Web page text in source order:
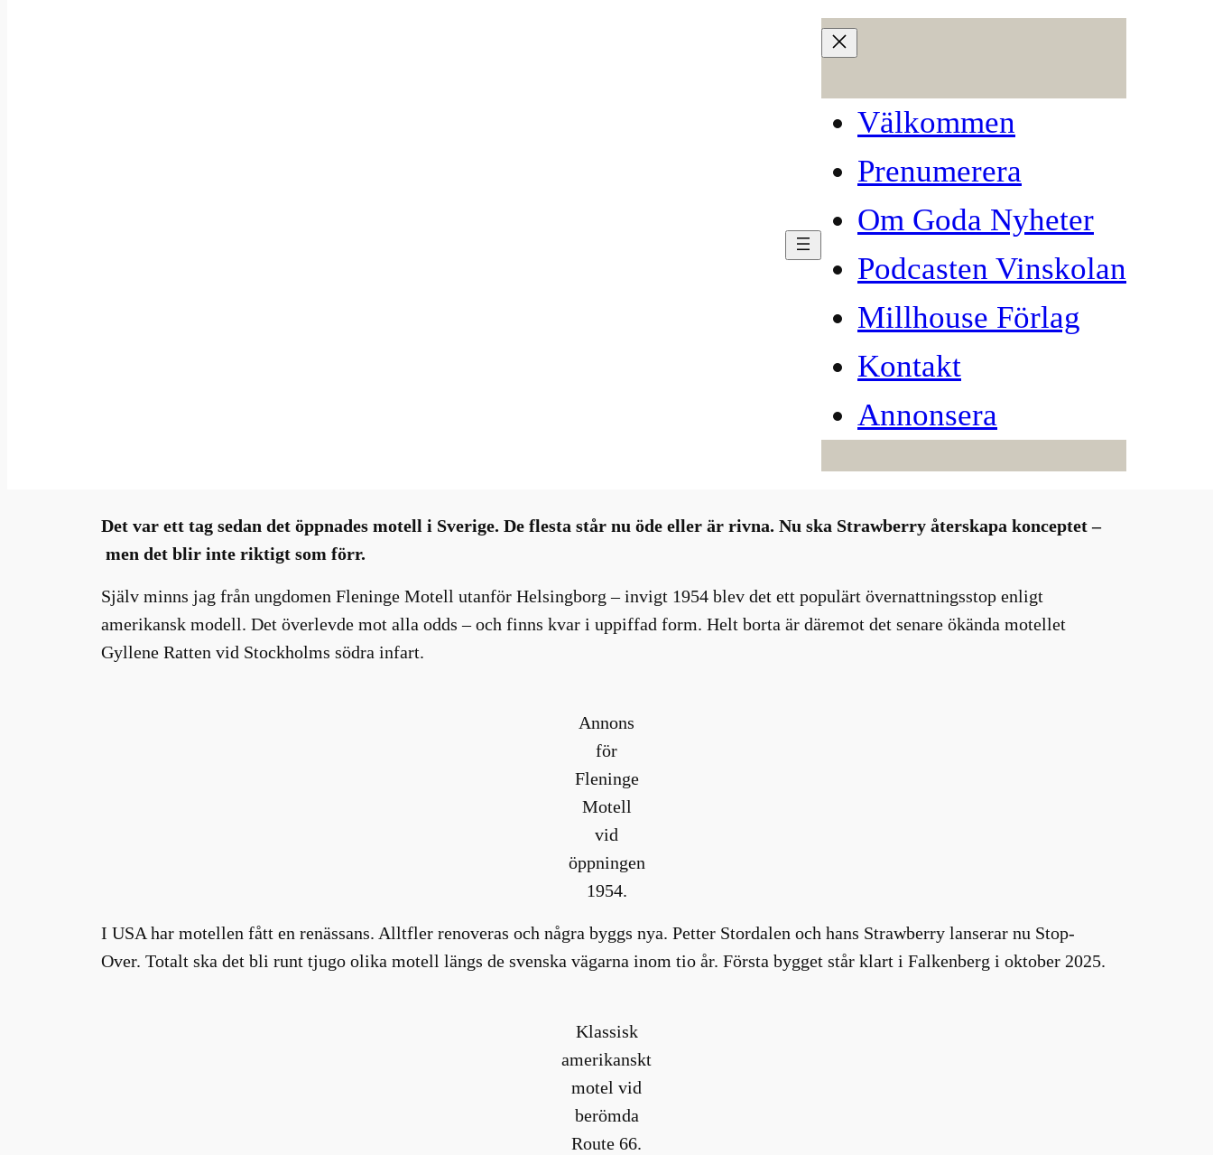
Välkommen
Prenumerera
Om Goda Nyheter
Podcasten Vinskolan
Millhouse Förlag
Kontakt
Annonsera
Strawberry satsar på motorhotell med italiensk streetfood
Det var ett tag sedan det öppnades motell i Sverige. De flesta står nu öde eller är rivna. Nu ska Strawberry återskapa konceptet –
men det blir inte riktigt som förr.
Själv minns jag från ungdomen Fleninge Motell utanför Helsingborg – invigt 1954 blev det ett populärt övernattningsstop enligt
amerikansk modell. Det överlevde mot alla odds – och finns kvar i uppiffad form. Helt borta är däremot det senare ökända motellet
Gyllene Ratten vid Stockholms södra infart.
Annons
för
Fleninge
Motell
vid
öppningen
1954.
I USA har motellen fått en renässans. Alltfler renoveras och några byggs nya. Petter Stordalen och hans Strawberry lanserar nu Stop-
Over. Totalt ska det bli runt tjugo olika motell längs de svenska vägarna inom tio år. Första bygget står klart i Falkenberg i oktober 2025.
Klassisk
amerikanskt
motel vid
berömda
Route 66.